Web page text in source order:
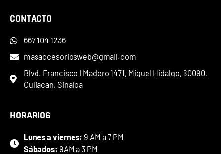
CONTACTO
667 104 1236
masaccesoriosweb@gmail.com
Blvd. Francisco I Madero 1471, Miguel Hidalgo, 80090,
Culiacan, Sinaloa
HORARIOS
Lunes a viernes: 9 AM a 7 PM
Sábados: 9AM a 3 PM